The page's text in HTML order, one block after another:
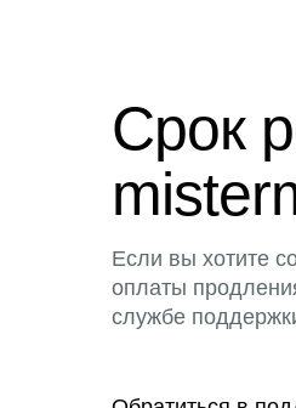
Срок
Если вы хотите
оплаты
службе